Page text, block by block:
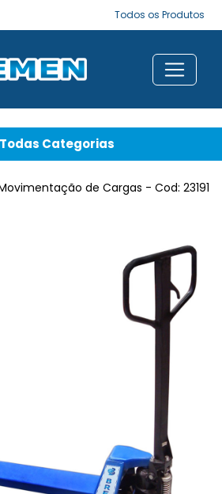
Todos os Produtos
Todas Categorias
de Cargas - Cod: 23191